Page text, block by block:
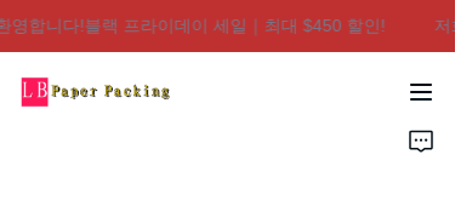
합니다!블랙 프라이데이 세일｜최대 $450 할인!
저
저희 매장에 오신 것을
이데이 세일｜최대
집